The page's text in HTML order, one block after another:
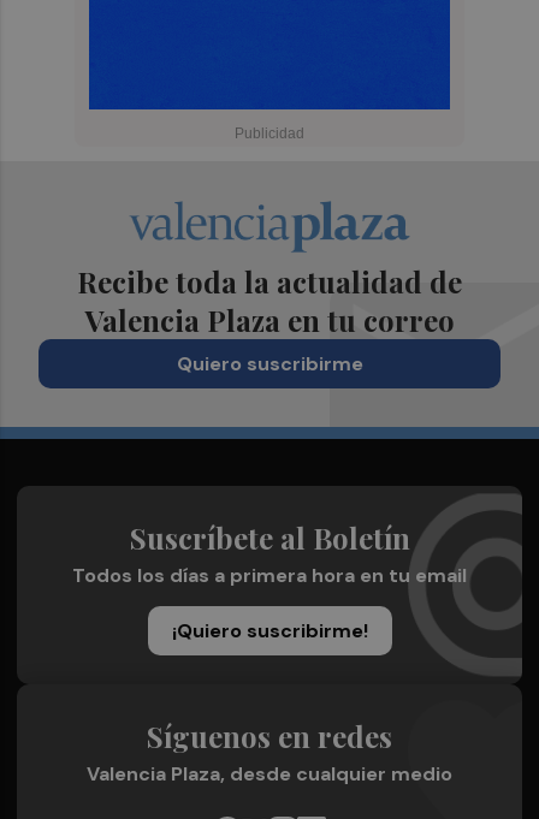
Recibe toda la actualidad de
Valencia Plaza en tu correo
Quiero suscribirme
Suscríbete al Boletín
Todos los días a primera hora en tu email
¡Quiero suscribirme!
Síguenos en redes
Valencia Plaza, desde cualquier medio